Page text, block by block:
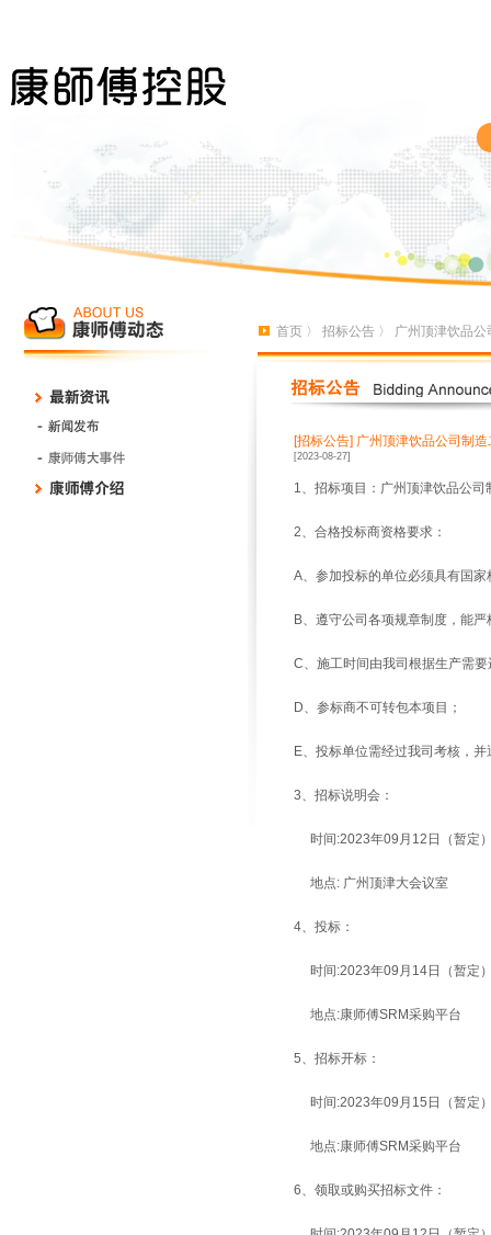
首页 〉 招标公告 〉 广州顶津饮品
[招标公告] 广州顶津饮品公司制
[2023-08-27]
1、招标项目：广州顶津饮品公
2、合格投标商资格要求：
A、参加投标的单位必须具有国
B、遵守公司各项规章制度，能
C、施工时间由我司根据生产需
D、 参标商不可转包本项目 ；
E、投标单位需经过我司考核，
3、招标说明会：
时间:2023年09月12日（暂定
地点: 广州顶津大会议室
4、投标：
时间:2023年09月14日（暂定
地点:康师傅SRM采购平台
5、招标开标：
时间:2023年09月15日（暂定
地点:康师傅SRM采购平台
6、领取或购买招标文件：